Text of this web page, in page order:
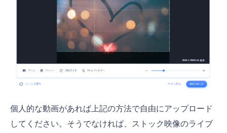
個人的な動画があれば上記の方法で自由にアップロード
してください。そうでなければ、ストック映像のライブ